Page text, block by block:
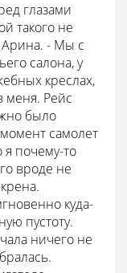
глазами
такого не
Арина. - Мы с
салона, у
креслах,
меня. Рейс
было
самолет
я почему-то
вроде не
куда-
пустоту.
ничего не